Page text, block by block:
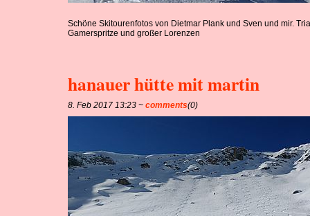
Schöne Skitourenfotos von Dietmar Plank und Sven und mir.
Gamerspritze und großer Lorenzen
hanauer hütte mit martin
8. Feb 2017 13:23 ~comments(0)